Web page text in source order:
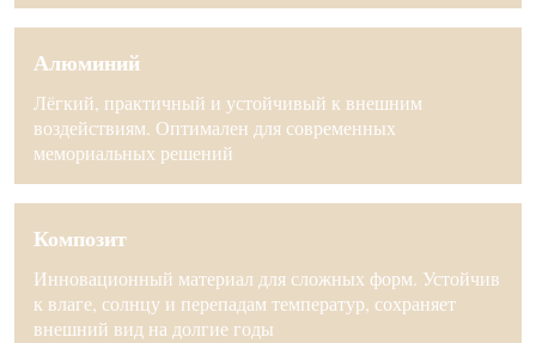
Алюминий
Лёгкий, практичный и устойчивый к внешним
воздействиям. Оптимален для современных
мемориальных решений
Композит
Инновационный материал для сложных форм. Устойчив
к влаге, солнцу и перепадам температур, сохраняет
внешний вид на долгие годы